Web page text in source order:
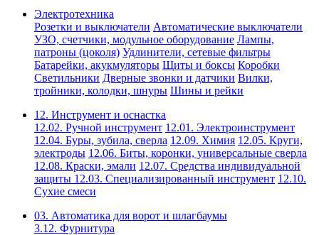
Электротехника
Розетки и выключатели Автоматические выключатели
УЗО, счетчики, модульное оборудование Лампы,
патроны (цоколя) Удлинители, сетевые фильтры
Батарейки, акукмуляторы Щиты и боксы Коробки
Светильники Дверные звонки и датчики Вилки,
тройники, колодки, шнуры Шины и рейки
12. Инструмент и оснастка
12.02. Ручной инструмент 12.01. Электроинструмент
12.04. Буры, зубила, сверла 12.09. Химия 12.05. Круги,
электроды 12.06. Биты, коронки, универсальные сверла
12.08. Краски, эмали 12.07. Средства индивидуальной
защиты 12.03. Специализированный инструмент 12.10.
Сухие смеси
03. Автоматика для ворот и шлагбаумы
3.12. Фурнитура